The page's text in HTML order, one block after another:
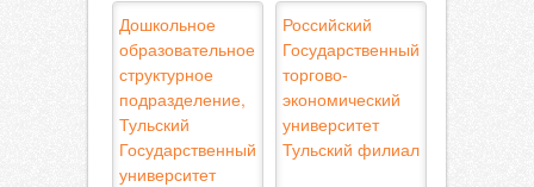
Дошкольное
образовательное
структурное
подразделение,
Тульский
Государственный
университет
Российский
Государственный
торгово-
экономический
университет
Тульский филиал